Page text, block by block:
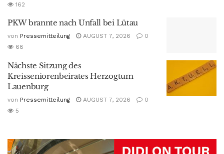
162
PKW brannte nach Unfall bei Lütau
von Pressemitteilung AUGUST 7, 2026
0
68
Nächste Sitzung des
Kreisseniorenbeirates Herzogtum
Lauenburg
von Pressemitteilung AUGUST 7, 2026
0
5